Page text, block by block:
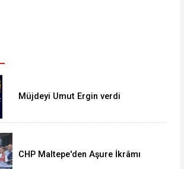
Müjdeyi Umut Ergin verdi
CHP Maltepe'den Aşure İkrâmı